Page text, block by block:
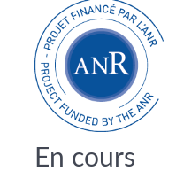
En cours